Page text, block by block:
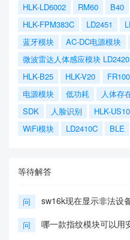
HLK-LD6002
RM60 B40
HLK-FPM383C
LD2451
蓝牙模块
AC-DC电源模块
微波雷达人体感应模块 LD2420
HLK-B25
HLK-V20
电源模块
低功耗 人体存
SDK
人脸识别 HLK-
WiFi模块
LD2410C BLE
等待解答
问 sw16k现在显示非法设
问 哪一款指纹模块可以用